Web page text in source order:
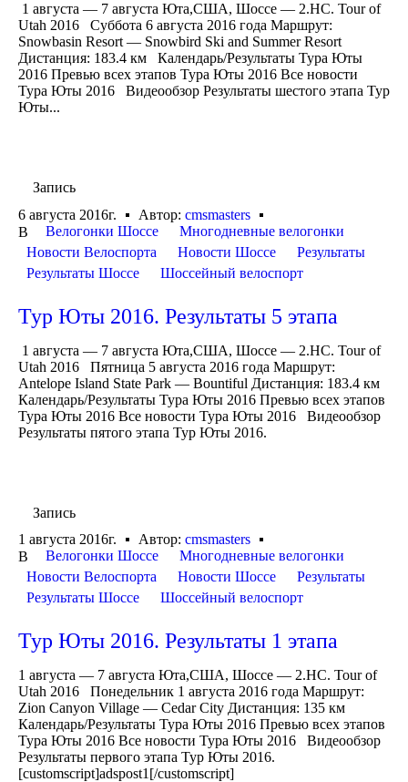
1 августа — 7 августа Юта,США, Шоссе — 2.HC. Tour of
Utah 2016 Суббота 6 августа 2016 года Маршрут:
Snowbasin Resort — Snowbird Ski and Summer Resort
Дистанция: 183.4 км Календарь/Результаты Тура Юты
2016 Превью всех этапов Тура Юты 2016 Все новости
Тура Юты 2016 Видеообзор Результаты шестого этапа Тур
Юты...
Запись
6 августа 2016г.
Автор: cmsmasters
В
Велогонки Шоссе
Многодневные велогонки
Новости Велоспорта
Новости Шоссе
Результаты
Результаты Шоссе
Шоссейный велоспорт
Тур Юты 2016. Результаты 5 этапа
1 августа — 7 августа Юта,США, Шоссе — 2.HC. Tour of
Utah 2016 Пятница 5 августа 2016 года Маршрут:
Antelope Island State Park — Bountiful Дистанция: 183.4 км
Календарь/Результаты Тура Юты 2016 Превью всех этапов
Тура Юты 2016 Все новости Тура Юты 2016 Видеообзор
Результаты пятого этапа Тур Юты 2016.
Запись
1 августа 2016г.
Автор: cmsmasters
В
Велогонки Шоссе
Многодневные велогонки
Новости Велоспорта
Новости Шоссе
Результаты
Результаты Шоссе
Шоссейный велоспорт
Тур Юты 2016. Результаты 1 этапа
1 августа — 7 августа Юта,США, Шоссе — 2.HC. Tour of
Utah 2016 Понедельник 1 августа 2016 года Маршрут:
Zion Canyon Village — Cedar City Дистанция: 135 км
Календарь/Результаты Тура Юты 2016 Превью всех этапов
Тура Юты 2016 Все новости Тура Юты 2016 Видеообзор
Результаты первого этапа Тур Юты 2016.
[customscript]adspost1[/customscript]